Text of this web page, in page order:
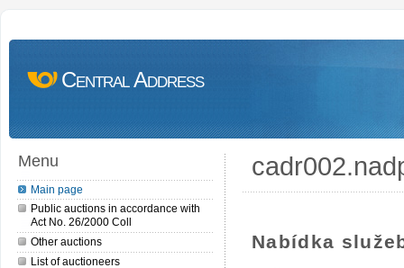
Central Address
Menu
Main page
Public auctions in accordance with
Act No. 26/2000 Coll
Other auctions
List of auctioneers
Nabídka